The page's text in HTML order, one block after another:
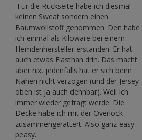
Für die Rückseite habe ich diesmal
keinen Sweat sondern einen
Baumwollstoff genommen. Den habe
ich einmal als Kiloware bei einem
Hemdenhersteller erstanden. Er hat
auch etwas Elasthan drin. Das macht
aber nix, jedenfalls hat er sich beim
Nähen nicht verzogen (und der Jersey
oben ist ja auch dehnbar). Weil ich
immer wieder gefragt werde: Die
Decke habe ich mit der Overlock
zusammengerattert. Also ganz easy
peasy.